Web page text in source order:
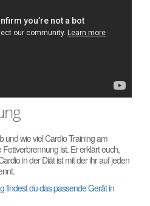
und wie viel Cardio Training am
ist. Er erklärt euch,
in der Diät ist mit der ihr auf jeden
findest du das passende Gerät in